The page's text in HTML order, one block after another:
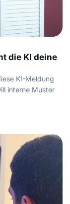
die KI deine
KI-Meldung
interne Muster